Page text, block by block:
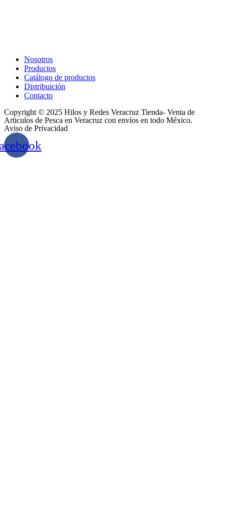
Nosotros
Productos
Catálogo de productos
Distribuición
Contacto
Copyright © 2025 Hilos y Redes Veracruz Tienda- Venta de
Articulos de Pesca en Veracruz con envíos en todo México.
Aviso de Privacidad